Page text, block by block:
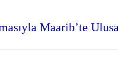
Maarib’te